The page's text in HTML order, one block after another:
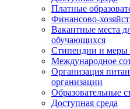
Платные
Финансово-
Вакантные места
обучающихся
Стипендии и меры
Международное
Организация
организации
Образовательные
Доступная среда